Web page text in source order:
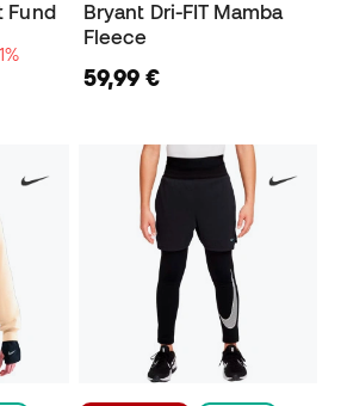
Fund
Bryant Dri-FIT Mamba
Fleece
59,99 €